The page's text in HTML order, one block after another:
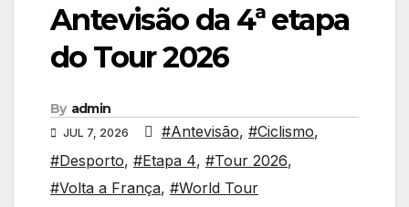
Antevisão da 4ª etapa
do Tour 2026
By admin
JUL 7, 2026 #Antevisão, #Ciclismo,
#Desporto, #Etapa 4, #Tour 2026,
#Volta a França, #World Tour